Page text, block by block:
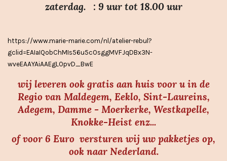
e
n
zaterdag. : 9 uur tot 18.00 uur
https://www.marie-marie.com/nl/atelier-rebul?
gclid=EAIaIQobChMIs56u5cOsggMVFJqDBx3N-
wveEAAYAiAAEgLOpvD_BwE
wij leveren ook gratis aan huis voor u in de
Regio van Maldegem, Eeklo, Sint-Laureins,
Adegem, Damme - Moerkerke, Westkapelle,
Knokke-Heist enz...
of voor 6 Euro versturen wij uw pakketjes op,
ook naar Nederland.